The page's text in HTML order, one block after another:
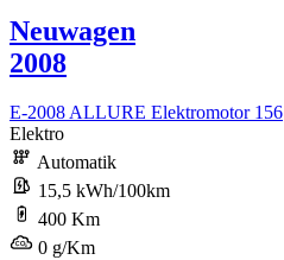
Neuwagen
2008
E-2008 ALLURE Elektromotor 156
Elektro
Automatik
15,5 kWh/100km
400 Km
0 g/Km